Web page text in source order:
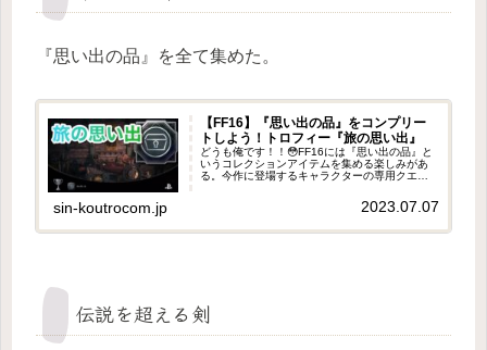
『思い出の品』を全て集めた。
【FF16】『思い出の品』をコンプリー
トしよう！トロフィー『旅の思い出』
どうも俺です！！😳FF16には『思い出の品』と
いうコレクションアイテムを集める楽しみがあ
る。今作に登場するキャラクターの専用クエス
すると、そのキャラに関連したアイテムを貰う
sin-koutrocom.jp 2023.07.07
伝説を超える剣